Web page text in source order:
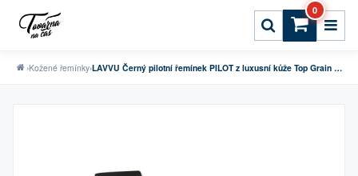
0
›Kožené řemínky› LAVVU Černý pilotní řemínek PILOT z luxusní kůže Top Grain - 18